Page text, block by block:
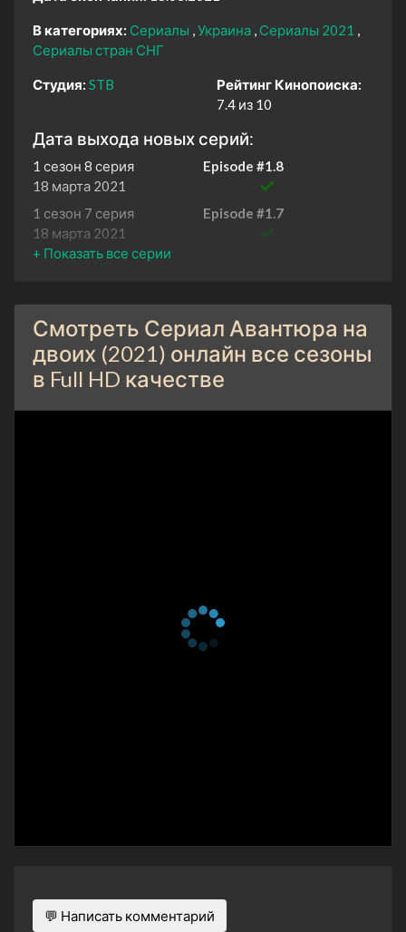
В категориях: Сериалы Украина Сериалы 2021
Сериалы стран СНГ
Студия: STB
Рейтинг Кинопоиска:
7.4 из 10
Дата выхода новых серий:
1 сезон 8 серия
Episode #1.8
18 марта 2021
1 сезон 7 серия
Episode #1.7
18 марта 2021
1 сезон 6 серия
1 сезон 5 серия
Episode #1.5
17 марта 2021
1 сезон 4 серия
Episode #1.4
16 марта 2021
Смотреть Сериал Авантюра на
двоих (2021) онлайн все сезоны
в Full HD качестве
💬 Написать комментарий